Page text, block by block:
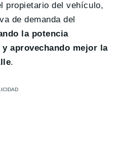
propietario del vehículo,
de demanda del
la potencia
aprovechando mejor la
.